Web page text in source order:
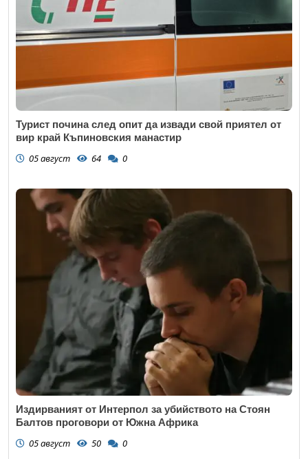
Турист почина след опит да извади свой приятел от
вир край Къпиновския манастир
05 август 64 0
Издирваният от Интерпол за убийството на Стоян
Балтов проговори от Южна Африка
05 август 50 0